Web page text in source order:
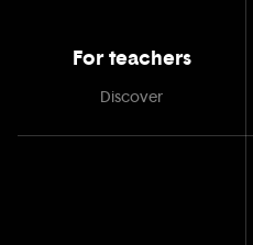
For teachers
Discover